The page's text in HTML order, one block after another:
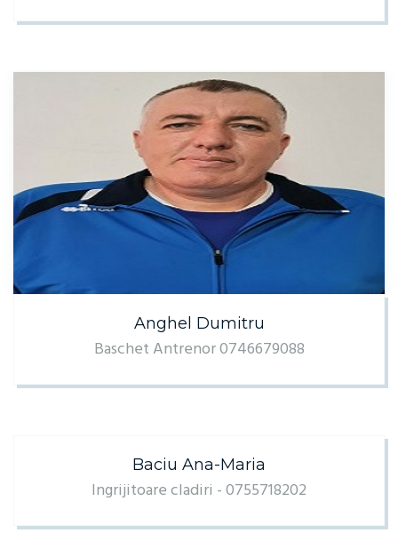
Anghel Dumitru
Baschet Antrenor 0746679088
Baciu Ana-Maria
Ingrijitoare cladiri - 0755718202